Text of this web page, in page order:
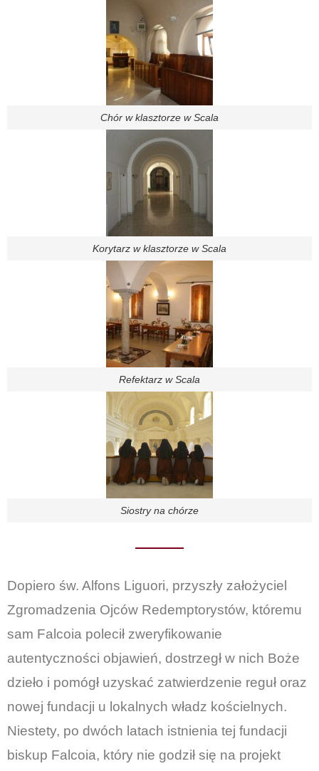
Chór w klasztorze w Scala
Korytarz w klasztorze w Scala
Refektarz w Scala
Siostry na chórze
Dopiero św. Alfons Liguori, przyszły założyciel
Zgromadzenia Ojców Redemptorystów, któremu
sam Falcoia polecił zweryfikowanie
autentyczności objawień, dostrzegł w nich Boże
dzieło i pomógł uzyskać zatwierdzenie reguł oraz
nowej fundacji u lokalnych władz kościelnych.
Niestety, po dwóch latach istnienia tej fundacji
biskup Falcoia, który nie godził się na projekt